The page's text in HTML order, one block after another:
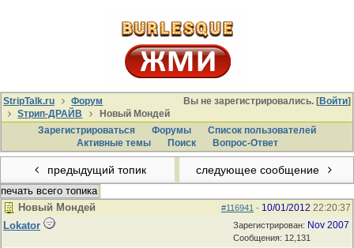
Вы не зарегистрировались. [Войти]
StripTalk.ru
Форум
Sтрип-ДРАЙВ
Новый Мондей
Зарегистрироваться
Форумы
Список пользователей
Активные темы
Поиcк Вопрос-Ответ
предыдущий топик следующее сообщение
печать всего топика
#116941 - 10/01/2012 22:20:37
Новый Мондей
Зарегистрирован: Nov 2007
Сообщения: 12,131
Lokator